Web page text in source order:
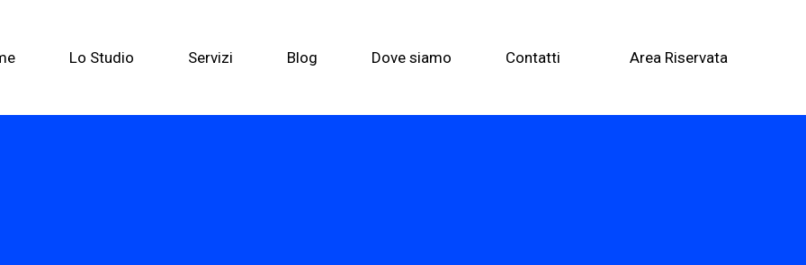
Lo Studio Servizi Blog Dove siamo Contatti Area Riservata